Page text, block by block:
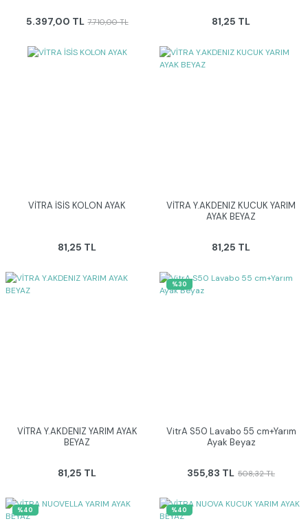
5.397,00 TL 7.710,00 TL 81,25 TL
VİTRA İSİS KOLON AYAK
81,25 TL
VİTRA Y.AKDENIZ KUCUK YARIM
AYAK BEYAZ
81,25 TL
VİTRA Y.AKDENIZ YARIM AYAK
BEYAZ
81,25 TL
%30
VitrA S50 Lavabo 55 cm+Yarım
Ayak Beyaz
355,83 TL 508,32 TL
%40 %40